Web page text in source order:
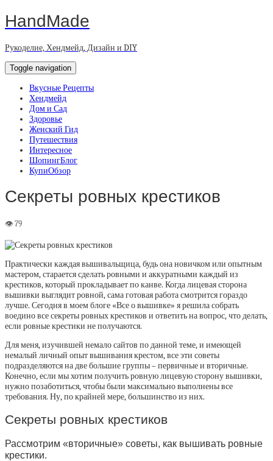
HandMade
Рукоделие, Хендмейд, Дизайн и DIY
Toggle navigation
Вкусные Рецепты
Хендмейд
Дом и Сад
Здоровье
Женский Гид
Путешествия
Интересное
ШопингБлог
КупиОбзор
Секреты ровных крестиков
Практически каждая вышивальщица, будь она новичком или опытным
мастером, старается сделать ровными и аккуратными каждый из
крестиков, который прокладывает по канве. Когда лицевая сторона
вышивки выглядит ровной, сама готовая работа смотрится гораздо
лучше. Сегодня в моем блоге «Все о вышивке» я решила собрать
воедино все секреты ровных крестиков и ответить на вопрос, что делать,
если ровные крестики не получаются.
Для меня, изучившей немало сайтов по данной теме, и имеющей
немалый личный опыт вышивания крестом, все эти советы
подразделяются на две большие группы – первичные и вторичные.
Конечно, если мы хотим получить ровную лицевую сторону вышивки,
нужно позаботиться, чтобы были максимально выполнены все
требования. Ну, по крайней мере, большинство из них.
Секреты ровных крестиков
Рассмотрим «вторичные» советы, как вышивать ровные
крестики.